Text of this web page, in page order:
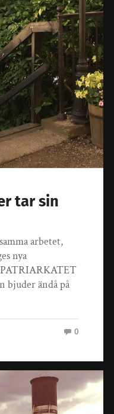
tar sin
arbetet,
nya
bjuder ändå på
0